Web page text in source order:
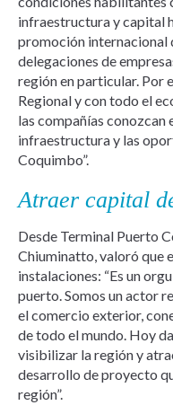
infraestructura y capital
promoción internacional
delegaciones de
región en particular. Por
Regional y con todo el
las compañías conozcan
infraestructura y las
Coquimbo”.
Atraer capital
Desde Terminal Puerto
Chiuminatto, valoró que
instalaciones: “Es un
puerto. Somos un actor
el comercio exterior,
de todo el mundo. Hoy
visibilizar la región y
desarrollo de proyecto
región”.